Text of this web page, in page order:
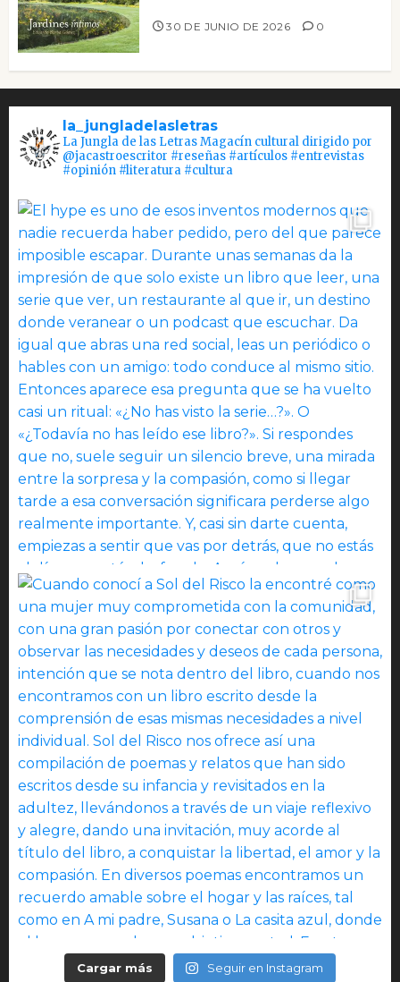
30 DE JUNIO DE 2026 0
la_jungladelasletras
La Jungla de las Letras Magacín cultural dirigido por
@jacastroescritor #reseñas #artículos #entrevistas
#opinión #literatura #cultura
Cargar más Seguir en Instagram